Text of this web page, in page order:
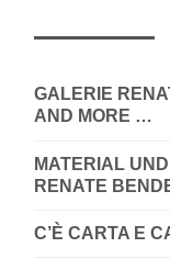
GALERIE
AND MORE …
MATERIAL
RENATE
C’È CARTA E